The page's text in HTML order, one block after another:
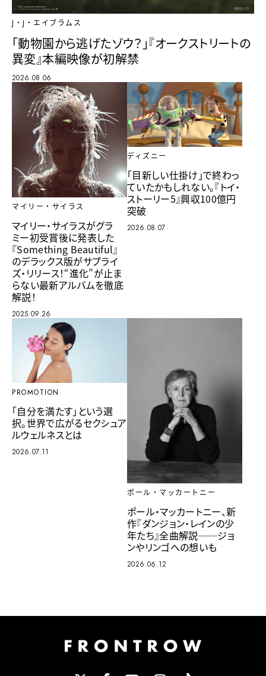
J・J・エイブラムス
「動物園から逃げたゾウ？」『オークストリートの
異変』本編映像が初解禁
2026.08.06
マイリー・サイラス
マイリー・サイラスがグラ
ミー初受賞後に発表した
『Something Beautiful』
のデラックス版がサプライ
ズ・リリース！“進化”が止ま
らない最新アルバムを徹底
解説！
2025.09.26
ディズニー
「目新しい仕掛け」で終わっ
ていたかもしれない。『トイ・
ストーリー5』興収100億円
突破
2026.08.07
PROMOTION
「自分を満たす」という選
択。世界で広がるセクシュア
ルウェルネスとは
2026.07.11
ポール・マッカートニー
ポール・マッカートニー、新
作『ダンジョン・レインの少
年たち』全曲解説──ジョ
ンやリンゴへの想いも
2026.06.12